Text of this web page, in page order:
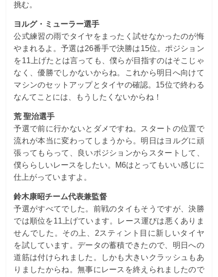
挑む。
ヨルグ・ミューラー選手
公式練習の雨でタイヤをまったく試せなかったのが悔
やまれるよ。予選は26番手で決勝は15位。ポジション
を11上げたとは言っても、僕らが目指すのはそこじゃ
なく、優勝でしかないからね。これから明日へ向けて
マシンのセットアップとタイヤの確認。15位で終わる
なんてことには、もうしたくないからね！
荒 聖治選手
予選で前に行かないとダメですね。スタートの位置で
流れが本当に変わってしまうから。明日はヨルグに頑
張ってもらって、良いポジションからスタートして、
僕ららしいレースをしたい。M6はとってもいい感じに
仕上がっていますよ。
鈴木康昭チーム代表兼監督
予選がすべてでした。前戦のタイもそうですが、決勝
では順位を11上げています。レース運びは悪くありま
せんでした。その上、2スティント目に新しいタイヤ
を試しています。データの蓄積できたので、明日への
道筋は付けられました。しかも大きいクラッシュもあ
りましたからね。無事にレースを終えられましたので